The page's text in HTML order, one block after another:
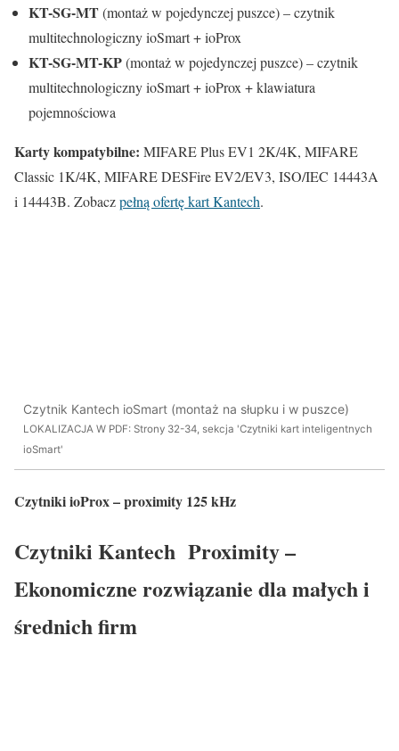
KT-SG-MT(montaż w pojedynczej puszce) – czytnik
multitechnologiczny ioSmart + ioProx
KT-SG-MT-KP(montaż w pojedynczej puszce) – czytnik
multitechnologiczny ioSmart + ioProx + klawiatura
pojemnościowa
Karty kompatybilne: MIFARE Plus EV1 2K/4K, MIFARE
Classic 1K/4K, MIFARE DESFire EV2/EV3, ISO/IEC 14443A
i 14443B. Zobaczpełną ofertę kart Kantech.
Czytnik Kantech ioSmart (montaż na słupku i w puszce)
LOKALIZACJA W PDF: Strony 32-34, sekcja 'Czytniki kart inteligentnych
ioSmart'
Czytniki ioProx – proximity 125 kHz
Czytniki Kantech Proximity –
Ekonomiczne rozwiązanie dla małych i
średnich firm